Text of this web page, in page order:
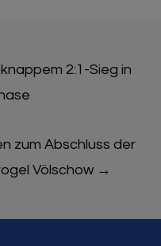
2:1-Sieg in
zum Abschluss der
Völschow →